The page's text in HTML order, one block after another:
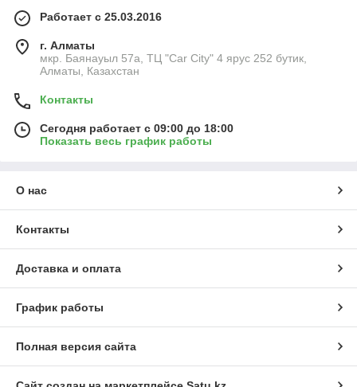
Работает с 25.03.2016
г. Алматы
мкр. Баянауыл 57а, ТЦ "Car Сity" 4 ярус 252 бутик,
Алматы, Казахстан
Контакты
Сегодня работает с 09:00 до 18:00
Показать весь график работы
О нас
Контакты
Доставка и оплата
График работы
Полная версия сайта